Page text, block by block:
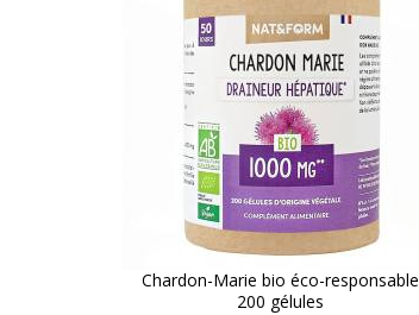
Chardon-Marie bio éco-responsable
200 gélules